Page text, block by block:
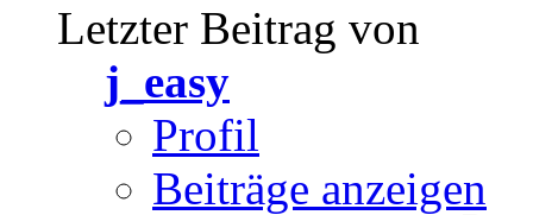
Letzter Beitrag von
j_easy
Profil
Beiträge anzeigen